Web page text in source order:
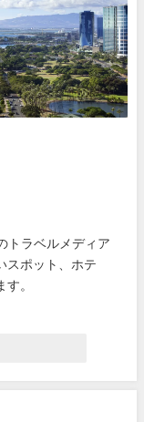
トラベルメディア
スポット、ホテ
。